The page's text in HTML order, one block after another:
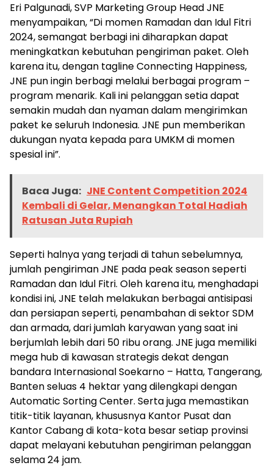
Eri Palgunadi, SVP Marketing Group Head JNE
menyampaikan, “Di momen Ramadan dan Idul Fitri
2024, semangat berbagi ini diharapkan dapat
meningkatkan kebutuhan pengiriman paket. Oleh
karena itu, dengan tagline Connecting Happiness,
JNE pun ingin berbagi melalui berbagai program –
program menarik. Kali ini pelanggan setia dapat
semakin mudah dan nyaman dalam mengirimkan
paket ke seluruh Indonesia. JNE pun memberikan
dukungan nyata kepada para UMKM di momen
spesial ini”.
Baca Juga: JNE Content Competition 2024
Kembali di Gelar, Menangkan Total Hadiah
Ratusan Juta Rupiah
Seperti halnya yang terjadi di tahun sebelumnya,
jumlah pengiriman JNE pada peak season seperti
Ramadan dan Idul Fitri. Oleh karena itu, menghadapi
kondisi ini, JNE telah melakukan berbagai antisipasi
dan persiapan seperti, penambahan di sektor SDM
dan armada, dari jumlah karyawan yang saat ini
berjumlah lebih dari 50 ribu orang. JNE juga memiliki
mega hub di kawasan strategis dekat dengan
bandara Internasional Soekarno – Hatta, Tangerang,
Banten seluas 4 hektar yang dilengkapi dengan
Automatic Sorting Center. Serta juga memastikan
titik-titik layanan, khususnya Kantor Pusat dan
Kantor Cabang di kota-kota besar setiap provinsi
dapat melayani kebutuhan pengiriman pelanggan
selama 24 jam.